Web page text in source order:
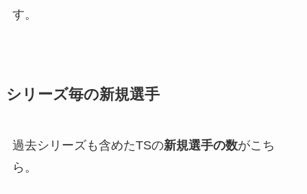
す。
シリーズ毎の新規選手
過去シリーズも含めたTSの新規選手の数がこち
ら。